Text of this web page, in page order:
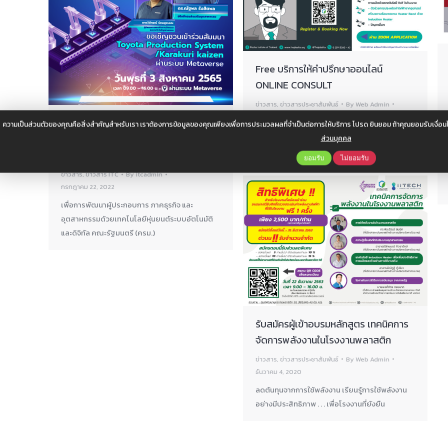
ความเป็นส่วนตัวของคุณคือสิ่งสำคัญสำหรับเรา เราต้องการข้อมูลของคุณเพียงเพื่อการประมวลผลที่จำเป็นต่อการให้บริการ โปรด ยินยอม ถ้าคุณยอมรับเงื่อน
ส่วนบุคคล
ยอมรับ ไม่ยอมรับ
(ฟรี) สัมมนาTOYOTA PRODUCTION
ข่าวสาร,ข่าวสาร ITC Byitcadmin
กรกฎาคม 22, 2022
เพื่อการพัฒนาผู้ประกอบการ ภาคธุรกิจ และ
อุตสาหกรรมด้วยเทคโนโลยีหุ่นยนต์ระบบอัตโนมัติ
และดิจิทัล คณะรัฐมนตรี (ครม.)
Free บริการให้คำปรึกษาออนไลน์
ONLINE CONSULT
ข่าวสาร, ข่าวสารประชาสัมพันธ์ By Web Admin
ปรับตัวให้ทันต่อสถานการณ์ เข้าถึงผู้เชียวชาญที่
รับสมัครผู้เข้าอบรมหลักสูตร เทคนิคการ
จัดการพลังงานในโรงงานพลาสติก
ข่าวสาร, ข่าวสารประชาสัมพันธ์ By Web Admin
ธันวาคม 4, 2020
ลดต้นทุนจากการใช้พลังงาน เรียนรู้การใช้พลังงาน
อย่างมีประสิทธิภาพ . . . เพื่อโรงงานที่ยังยืน